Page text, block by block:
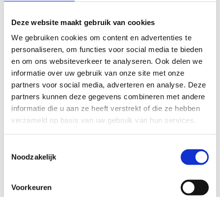
Deze website maakt gebruik van cookies
We gebruiken cookies om content en advertenties te
personaliseren, om functies voor social media te bieden
en om ons websiteverkeer te analyseren. Ook delen we
informatie over uw gebruik van onze site met onze
partners voor social media, adverteren en analyse. Deze
partners kunnen deze gegevens combineren met andere
informatie die u aan ze heeft verstrekt of die ze hebben
verzameld op basis van uw gebruik van hun services.
Noodzakelijk
Voorkeuren
ontvangen we met open armen!
Wij bekijken graag met jou de verschillende
mogelijkheden en werken een op maat gemaakt
programma uit.
Op sportstage in Waregem
verschillende sportieve weekends. Er zijn